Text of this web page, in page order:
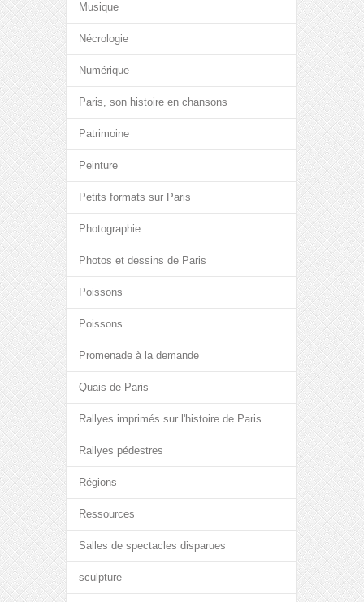
Musique
Nécrologie
Numérique
Paris, son histoire en chansons
Patrimoine
Peinture
Petits formats sur Paris
Photographie
Photos et dessins de Paris
Poissons
Poissons
Promenade à la demande
Quais de Paris
Rallyes imprimés sur l'histoire de Paris
Rallyes pédestres
Régions
Ressources
Salles de spectacles disparues
sculpture